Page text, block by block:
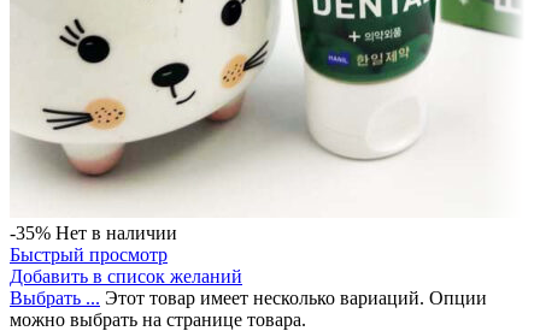
-35% Нет в наличии
Быстрый просмотр
Добавить в список желаний
Выбрать ... Этот товар имеет несколько вариаций. Опции
можно выбрать на странице товара.